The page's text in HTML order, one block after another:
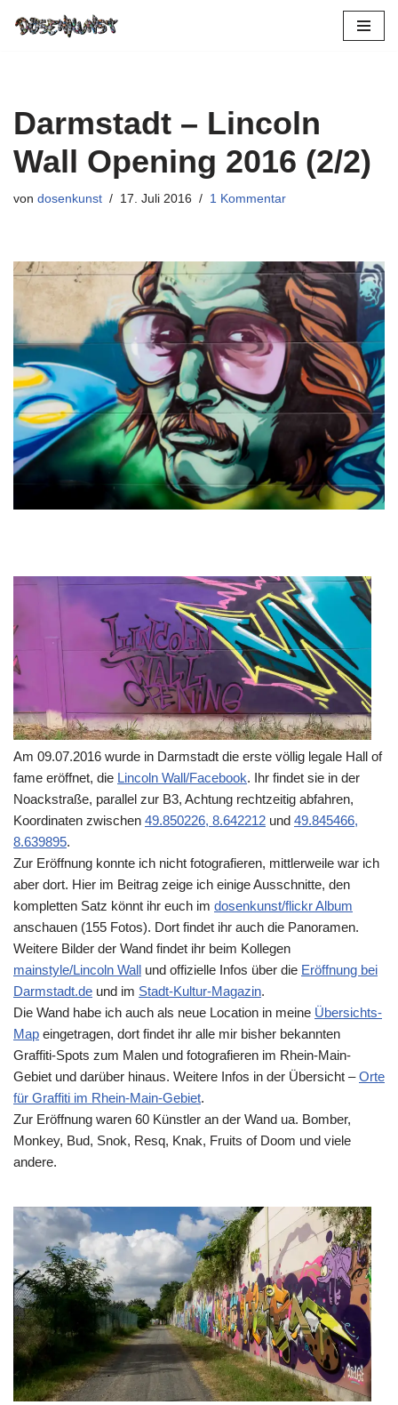
Darmstadt – Lincoln
Wall Opening 2016 (2/2)
von dosenkunst 17. Juli 2016 1 Kommentar
Am 09.07.2016 wurde in Darmstadt die erste völlig legale Hall of
fame eröffnet, die Lincoln Wall/Facebook. Ihr findet sie in der
Noackstraße, parallel zur B3, Achtung rechtzeitig abfahren,
Koordinaten zwischen 49.850226, 8.642212 und 49.845466,
8.639895.
Zur Eröffnung konnte ich nicht fotografieren, mittlerweile war ich
aber dort. Hier im Beitrag zeige ich einige Ausschnitte, den
kompletten Satz könnt ihr euch im dosenkunst/flickr Album
anschauen (155 Fotos). Dort findet ihr auch die Panoramen.
Weitere Bilder der Wand findet ihr beim Kollegen
mainstyle/Lincoln Wall und offizielle Infos über die Eröffnung bei
Darmstadt.de und im Stadt-Kultur-Magazin.
Die Wand habe ich auch als neue Location in meine Übersichts-
Map eingetragen, dort findet ihr alle mir bisher bekannten
Graffiti-Spots zum Malen und fotografieren im Rhein-Main-
Gebiet und darüber hinaus. Weitere Infos in der Übersicht –Orte
für Graffiti im Rhein-Main-Gebiet.
Zur Eröffnung waren 60 Künstler an der Wand ua. Bomber,
Monkey, Bud, Snok, Resq, Knak, Fruits of Doom und viele
andere.